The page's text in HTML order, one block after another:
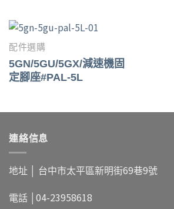
配件選購
5GN/5GU/5GX/減速機固
定腳座#PAL-5L
連絡信息
地址 │ 台中市太平區新明街69巷9號
電話 │ 04-23958618